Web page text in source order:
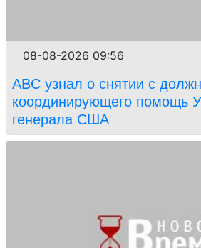
08-08-2026 09:56
ABC узнал о снятии с
координирующего помощь
генерала США